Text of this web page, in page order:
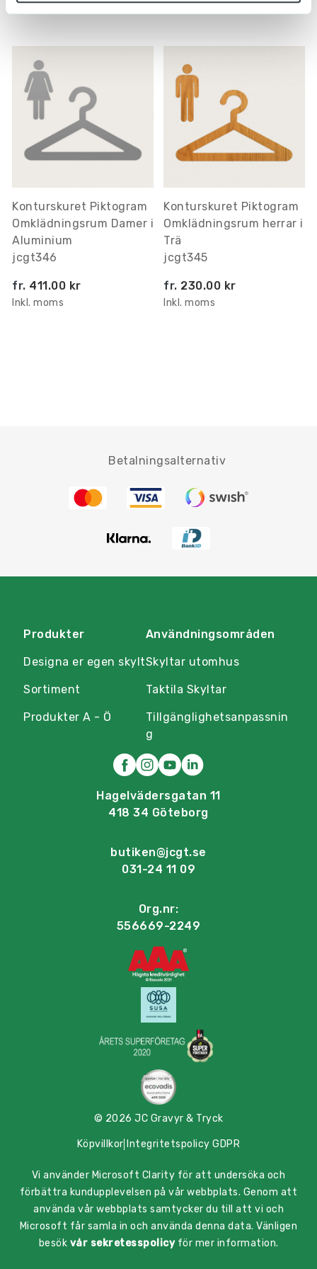
fler
Konturskuret Piktogram
Omklädningsrum Damer i
Aluminium
jcgt346
fr. 411.00 kr
Inkl. moms
Konturskuret Piktogram
Omklädningsrum herrar i
Trä
jcgt345
fr. 230.00 kr
Inkl. moms
Betalningsalternativ
Produkter
Designa er egen skylt
Sortiment
Produkter A - Ö
Användningsområden
Skyltar utomhus
Taktila Skyltar
Tillgänglighetsanpassnin
g
Hagelvädersgatan 11
418 34 Göteborg
butiken@jcgt.se
031-24 11 09
Org.nr:
556669-2249
© 2026 JC Gravyr & Tryck
Köpvillkor Integritetspolicy GDPR
Vi använder Microsoft Clarity för att undersöka och
förbättra kundupplevelsen på vår webbplats. Genom att
använda vår webbplats samtycker du till att vi och
Microsoft får samla in och använda denna data. Vänligen
besök vår sekretesspolicyför mer information.